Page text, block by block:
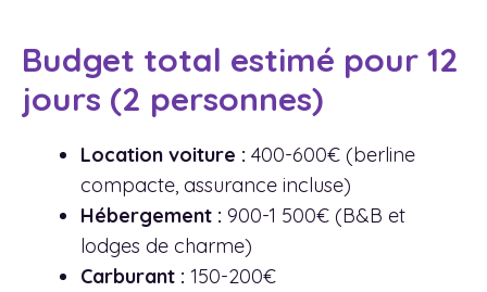
Budget total estimé pour 12
jours (2 personnes)
Location voiture : 400-600€ (berline
compacte, assurance incluse)
Hébergement : 900-1 500€ (B&B et
lodges de charme)
Carburant : 150-200€